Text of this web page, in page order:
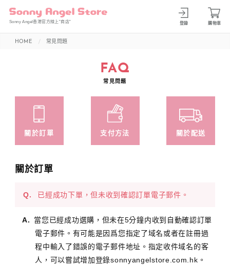
Sonny Angel香港官方線上”商店” 登錄 購物車
HOME 常見問題
FAQ
常見問題
關於訂單 支付方法 關於配送
關於訂單
已經成功下單，但未收到確認訂單電子郵件。
當您已經成功選購，但未在5分鐘内收到自動確認訂單
電子郵件。有可能是因爲您指定了域名或者在註冊過
程中輸入了錯誤的電子郵件地址。指定收件域名的客
人，可以嘗試增加登錄sonnyangelstore.com.hk。